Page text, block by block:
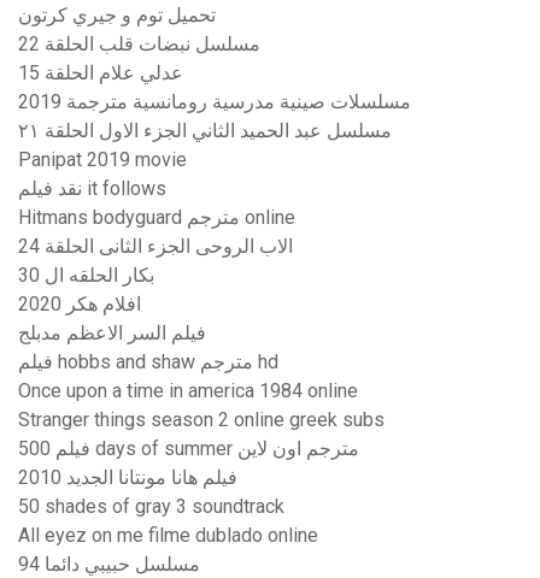
تحميل توم و جيري كرتون
مسلسل نبضات قلب الحلقة 22
عدلي علام الحلقة 15
مسلسلات صينية مدرسية رومانسية مترجمة 2019
مسلسل عبد الحميد الثاني الجزء الاول الحلقة ٢١
Panipat 2019 movie
نقد فيلم it follows
Hitmans bodyguard مترجم online
الاب الروحى الجزء الثانى الحلقة 24
بكار الحلقه ال 30
افلام هكر 2020
فيلم السر الاعظم مدبلج
فيلم hobbs and shaw مترجم hd
Once upon a time in america 1984 online
Stranger things season 2 online greek subs
فيلم 500 days of summer مترجم اون لاين
فيلم هانا مونتانا الجديد 2010
50 shades of gray 3 soundtrack
All eyez on me filme dublado online
مسلسل حبيبي دائما 94